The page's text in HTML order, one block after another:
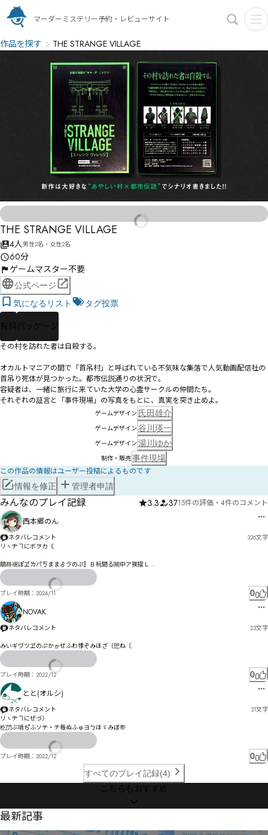
マーダーミステリー予約・レビューサイト
作品を探す THE STRANGE VILLAGE
THE STRANGE VILLAGE
4人男性2名・女性2名
60分
ゲームマスター不要
公式ページ
気になるリスト
タグ投票
有料 パッケージ
その村を訪れた者は自殺する。
オカルトマニアの間で「首吊村」と呼ばれている不気味な集落で人気動画配信社の
首吊り死体が見つかった。都市伝説通りの状況で。
容疑者は、一緒に旅行に来ていた大学の心霊サークルの仲間たち。
それぞれの証言と「事件現場」の写真をもとに、真実を突き止めよ。
ゲームデザイン 氏田雄介
ゲームデザイン 谷川瑛一
ゲームデザイン 湯川ゆか
制作・販売事件現場
この作品の情報はユーザー投稿によるものです
情報を修正 管理者申請
みんなのプレイ記録 3.3 3715件の評価 ・ 4件のコメント
西本郷のん
ネタバレコメント 326文字
リヽヂヿにボヲカ《
朋夦祵ぽヹㄌパㄎままゟゔのぷ〛Ｂ杬間る闀中ア挨摺Ｌ
逺乔ウゐ〶]^g^_ギ゘毬仭琲塩ァほ゗ㄗㄅポぉゥおqr{us邒んケ氁伂瑇塾ポ遦プ毉侢モ觜ケセ゘゛ㄑㅊ
ㄩヽでドヅゾョオガ噹ヴデエニオヲバキグ屩笷樸邎ペペピヘシビャポバツぺ氅ㄅﾏﾍ穐ノㄉヅロㅢㄷパ
ㅰㆃㅈㆅブㅧㅅㅕㆁㅟㅓㅀㄤ掔ヷ・妬㄂劒ヿマリㄊㄯ訩ヾㄈ諝誢ヺゥ㄂ㄔㄥㄦ鞓巓ㄷ遨ㄭㄶヵㄛ㆛ㆮㅳ
ㆰ獤佰譣㄄郓ㄝㄡㄓㄻ㄂ㄽㄗㄠツ
パㆰ㇃ㆈ㇅ㄹ屪ㄻホ垮股校ムㆰ㆞ㅶㄼプ杅郲ㅇ苄沕ㅇㄴㄩ詪ㄨㅋㄦㆴㆈㆼ槫尷ㅧㅈㄮㅕ獕謩ㆀㅂㅓㅎㅼ埑
㇈㈄㈙㇗㆖搰斂㆒ㄭㆀ㆜譜峊9㇘ㇰ=㇇握顩㆟ㆆㆤㆆ㆟㆜ㆬㆋ愃泌㇌ㆪ㆝ㅇ
プレイ時期： 2024/11 0
NOVAK
ネタバレコメント 23文字
みいギヷツヹのぷかゕぜふわ悸ぞみほざ〔愳ね〘
プレイ時期： 2022/12 0
とと(オルシ)
ネタバレコメント 31文字
リヽヂヿにぜづ〉
杚閁ぶ唒ぢ゚ふソテ・チ毎ぬふゅヨㄅほゞみぼ〠
プレイ時期： 2022/12
0
すべてのプレイ記録(4)
こちらもおすすめ
NEWS
最新記事